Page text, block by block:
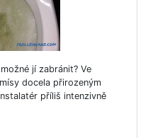
jí zabránit? Ve
docela přirozeným
příliš intenzivně